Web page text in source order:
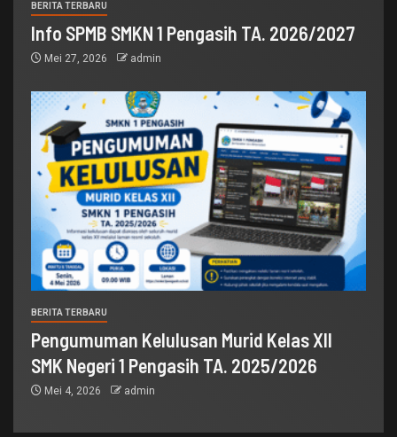
BERITA TERBARU
Info SPMB SMKN 1 Pengasih TA. 2026/2027
Mei 27, 2026 admin
BERITA TERBARU
Pengumuman Kelulusan Murid Kelas XII
SMK Negeri 1 Pengasih TA. 2025/2026
Mei 4, 2026 admin